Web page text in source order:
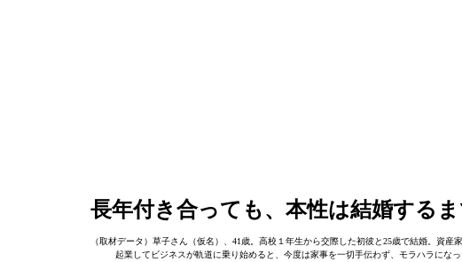
長年付き合っても、本性は結婚する
（取材データ）草子さん（仮名）、41歳。高校１年生から交際した初彼と25歳で結婚。資
起業してビジネスが軌道に乗り始めると、今度は家事を一切手伝わず、モラハラにな